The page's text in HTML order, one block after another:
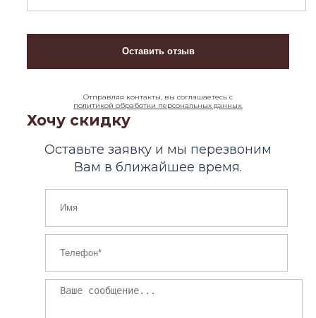
Отправляя контакты, вы соглашаетесь с
политикой обработки персональных данных.
Хочу скидку
Оставьте заявку и мы перезвоним
Вам в ближайшее время.